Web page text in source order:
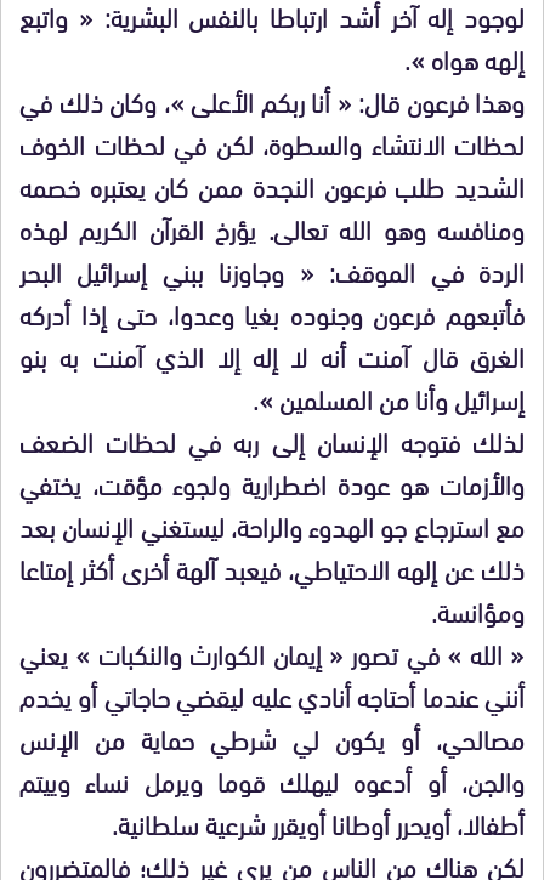
لوجود إله آخر أشد ارتباطا بالنفس البشرية: « واتبع
إلهه هواه ».
وهذا فرعون قال: « أنا ربكم الأعلى »، وكان ذلك في
لحظات الانتشاء والسطوة، لكن في لحظات الخوف
الشديد طلب فرعون النجدة ممن كان يعتبره خصمه
ومنافسه وهو الله تعالى. يؤرخ القرآن الكريم لهذه
الردة في الموقف: « وجاوزنا ببني إسرائيل البحر
فأتبعهم فرعون وجنوده بغيا وعدوا، حتى إذا أدركه
الغرق قال آمنت أنه لا إله إلا الذي آمنت به بنو
إسرائيل وأنا من المسلمين ».
لذلك فتوجه الإنسان إلى ربه في لحظات الضعف
والأزمات هو عودة اضطرارية ولجوء مؤقت، يختفي
مع استرجاع جو الهدوء والراحة، ليستغني الإنسان بعد
ذلك عن إلهه الاحتياطي، فيعبد آلهة أخرى أكثر إمتاعا
ومؤانسة.
« الله » في تصور « إيمان الكوارث والنكبات » يعني
أنني عندما أحتاجه أنادي عليه ليقضي حاجاتي أو يخدم
مصالحي، أو يكون لي شرطي حماية من الإنس
والجن، أو أدعوه ليهلك قوما ويرمل نساء وييتم
أطفالا، أويحرر أوطانا أويقرر شرعية سلطانية.
لكن هناك من الناس من يرى غير ذلك؛ فالمتضررون